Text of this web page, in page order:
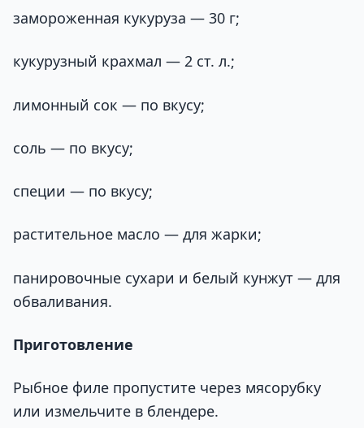
замороженная кукуруза — 30 г;
кукурузный крахмал — 2 ст. л.;
лимонный сок — по вкусу;
соль — по вкусу;
специи — по вкусу;
растительное масло — для жарки;
панировочные сухари и белый кунжут — для
обваливания.
Приготовление
Рыбное филе пропустите через мясорубку
или измельчите в блендере.